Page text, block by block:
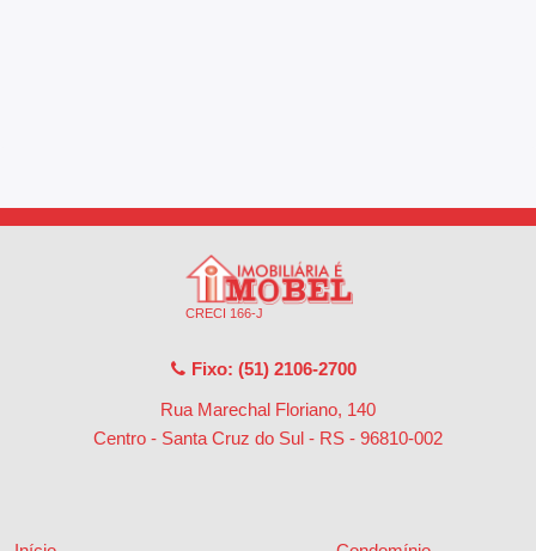
CRECI 166-J
Fixo: (51) 2106-2700
Rua Marechal Floriano, 140
Centro - Santa Cruz do Sul - RS - 96810-002